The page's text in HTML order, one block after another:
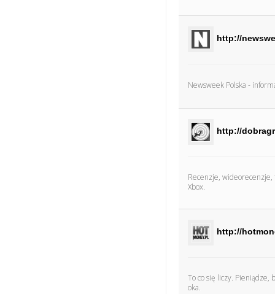
http://
Newsweek Polska -
http://
Recenzje, wideorecenzje,
Xbox.
http://
To co się liczy.
oka.